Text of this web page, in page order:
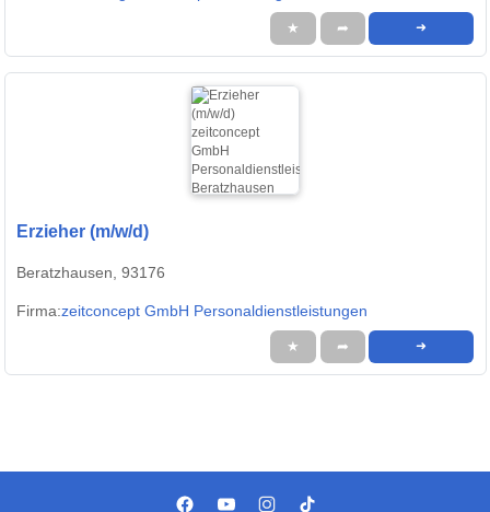
★ ➦ ➜
Erzieher (m/w/d)
Beratzhausen, 93176
Firma:zeitconcept GmbH Personaldienstleistungen
★ ➦ ➜